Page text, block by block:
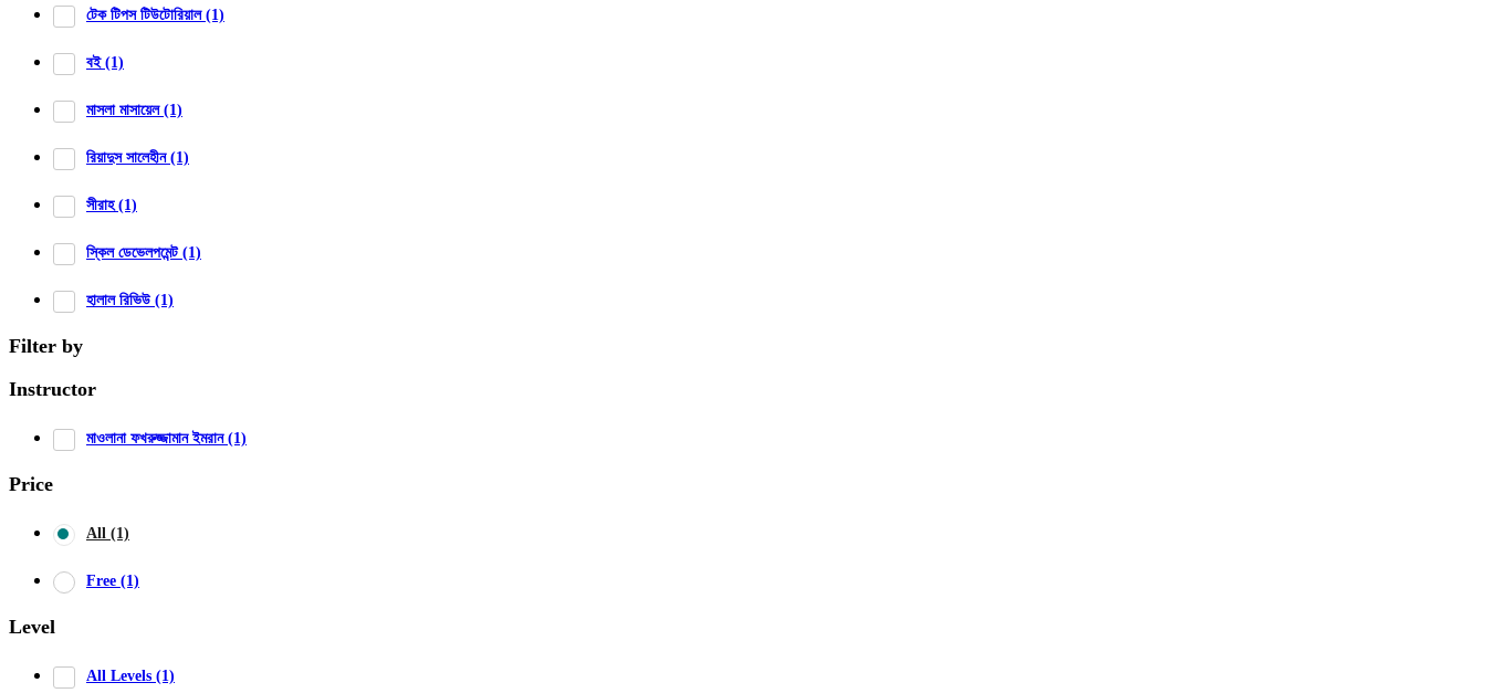
টেক টিপস টিউটোরিয়াল (1)
বই (1)
মাসলা মাসায়েল (1)
রিয়াদুস সালেহীন (1)
সীরাহ (1)
স্কিল ডেভেলপমেন্ট (1)
হালাল রিভিউ (1)
Filter by
Instructor
মাওলানা ফখরুজ্জামান ইমরান (1)
Price
All (1)
Free (1)
Level
All Levels (1)